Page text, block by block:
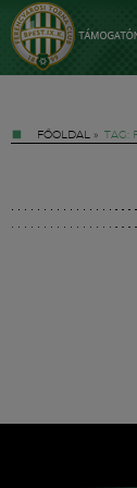
FŐOLDAL » TAG:
Hírek